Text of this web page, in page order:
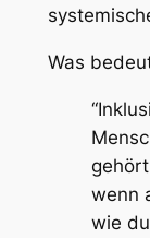
Was
wenn
wie